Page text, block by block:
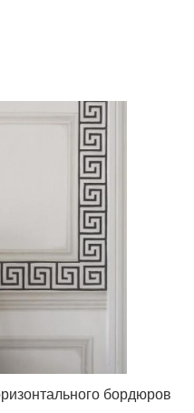
бордюров